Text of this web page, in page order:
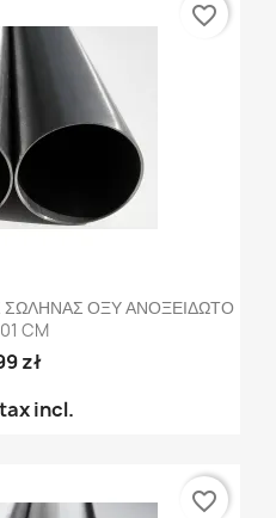
ΣΩΛΗΝΑΣ ΟΞΥ ΑΝΟΞΕΙΔΩΤΟ
CM
zł
tax incl.
favorite_border
favorite_border